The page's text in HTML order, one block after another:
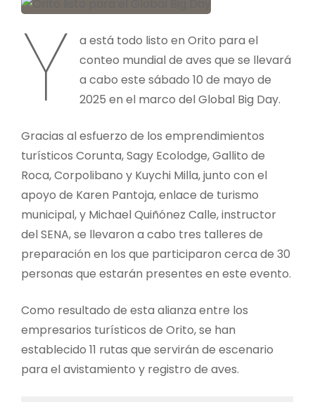
Y
a está todo listo en Orito para el
conteo mundial de aves que se llevará
a cabo este sábado 10 de mayo de
2025 en el marco del Global Big Day.
Gracias al esfuerzo de los emprendimientos
turísticos Corunta, Sagy Ecolodge, Gallito de
Roca, Corpolibano y Kuychi Milla, junto con el
apoyo de Karen Pantoja, enlace de turismo
municipal, y Michael Quiñónez Calle, instructor
del SENA, se llevaron a cabo tres talleres de
preparación en los que participaron cerca de 30
personas que estarán presentes en este evento.
Como resultado de esta alianza entre los
empresarios turísticos de Orito, se han
establecido 11 rutas que servirán de escenario
para el avistamiento y registro de aves.